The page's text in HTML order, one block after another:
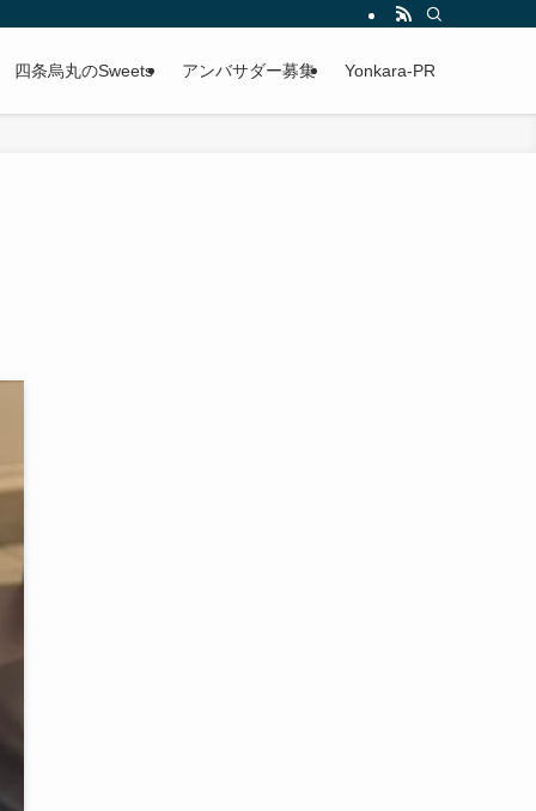
四条烏丸のSweets アンバサダー募集 Yonkara-PR